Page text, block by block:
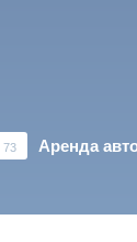
73 Аренда